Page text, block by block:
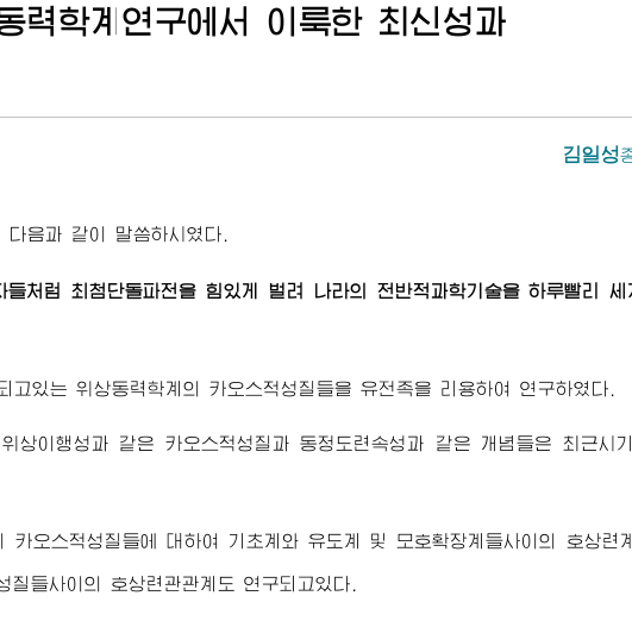
력학계연구에서 이룩한 최신성과
김일성
다음과 같이 말씀하시였다.
들처럼 최첨단돌파전을 힘있게 벌려 나라의 전반적과학기술을 하루빨리 세
고있는 위상동력학계의 카오스적성질들을 유전족을 리용하여 연구하였다.
상이행성과 같은 카오스적성질과 동정도련속성과 같은 개념들은 최근시
카오스적성질들에 대하여 기초계와 유도계 및 모호확장계들사이의 호상련
들사이의 호상련관관계도 연구되고있다.